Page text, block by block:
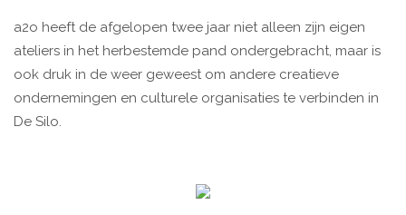
a2o heeft de afgelopen twee jaar niet alleen zijn eigen
ateliers in het herbestemde pand ondergebracht, maar is
ook druk in de weer geweest om andere creatieve
ondernemingen en culturele organisaties te verbinden in
De Silo.